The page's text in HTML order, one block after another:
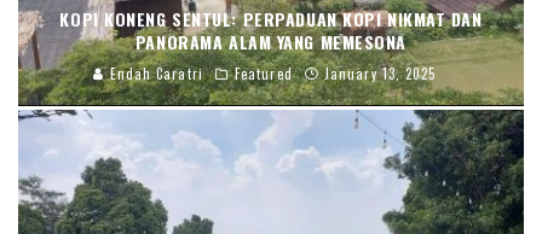
KOPI KONENG SENTUL: PERPADUAN KOPI NIKMAT DAN
PANORAMA ALAM YANG MEMESONA
Endah Caratri Featured January 13, 2025